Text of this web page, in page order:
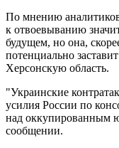
По мнению
к отвоевыванию
будущем, но она,
потенциально
Херсонскую область.
"Украинские
усилия России по
над оккупированным
сообщении.